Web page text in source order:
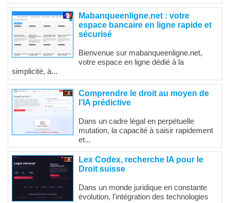
Mabanqueenligne.net : votre
espace bancaire en ligne rapide et
sécurisé
Bienvenue sur mabanqueenligne.net,
votre espace en ligne dédié à la
simplicité, à...
Comprendre le droit au moyen de
l’IA prédictive
Dans un cadre légal en perpétuelle
mutation, la capacité à saisir rapidement
et...
Lex Codex, recherche IA pour le
Droit suisse
Dans un monde juridique en constante
évolution, l'intégration des technologies